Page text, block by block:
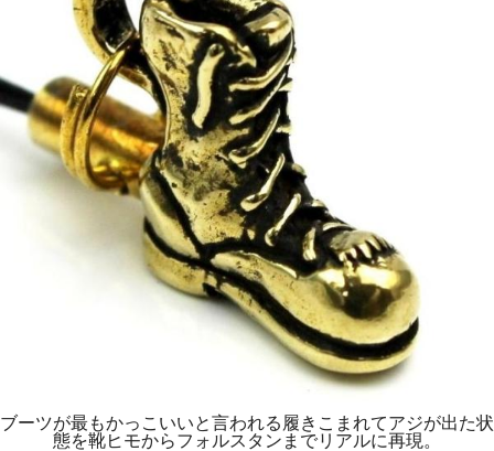
ブーツが最もかっこいいと言われる履きこまれてアジが出た状
態を靴ヒモからフォルスタンまでリアルに再現。